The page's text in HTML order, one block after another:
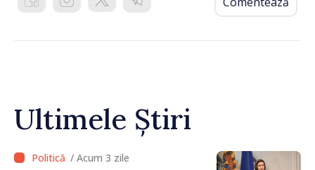
Ultimele Știri
/ Acum 3 zile